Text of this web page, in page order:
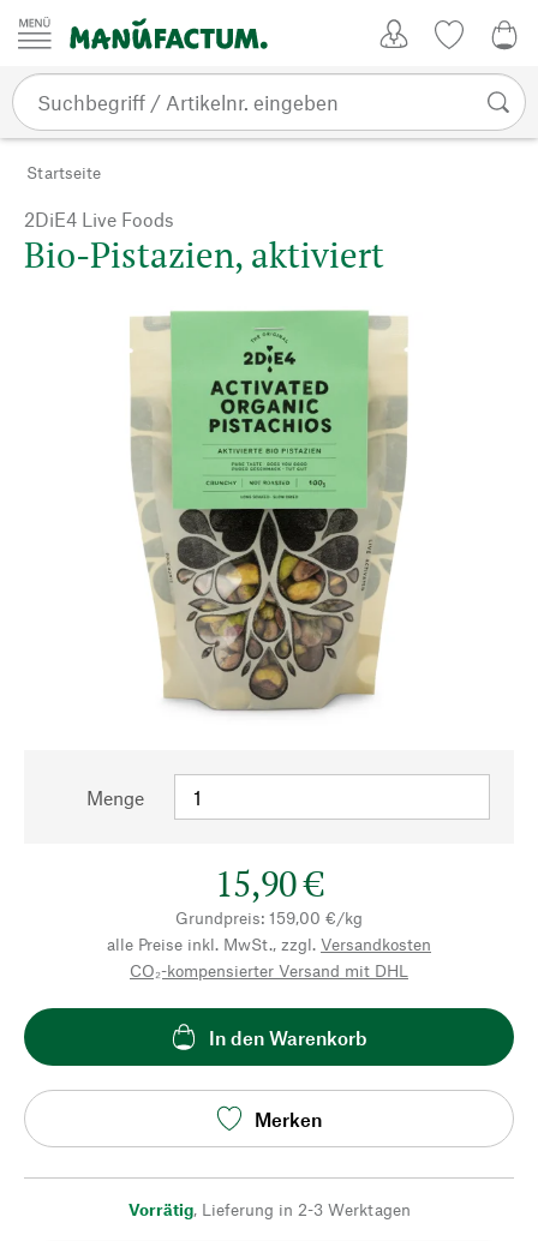
Zum Inhalt springen
Startseite
2DiE4 Live Foods
Bio-Pistazien, aktiviert
Menge
15,90 €
Grundpreis: 159,00 €/kg
alle Preise inkl. MwSt., zzgl. Versandkosten
CO₂-kompensierter Versand mit DHL
In den Warenkorb
Merken
Vorrätig, Lieferung in 2-3 Werktagen